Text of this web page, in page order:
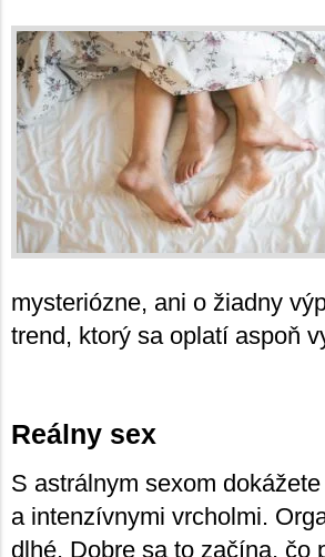
mysteriózne, ani o žiadny
trend, ktorý sa oplatí aspoň
Reálny sex
S astrálnym sexom
a intenzívnymi vrcholmi.
dlhé. Dobre sa to začína, čo